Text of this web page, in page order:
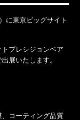
に東京ビッグサイト
プレシジョンベア
展いたします。
コーティング品質